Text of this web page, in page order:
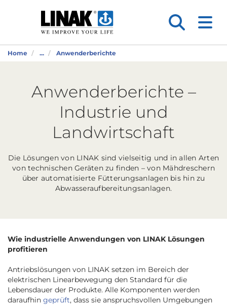
Home ... Anwenderberichte
Anwenderberichte –
Industrie und
Landwirtschaft
Die Lösungen von LINAK sind vielseitig und in allen Arten
von technischen Geräten zu finden – von Mähdreschern
über automatisierte Fütterungsanlagen bis hin zu
Abwasseraufbereitungsanlagen.
Wie industrielle Anwendungen von LINAK Lösungen
profitieren
Antriebslösungen von LINAK setzen im Bereich der
elektrischen Linearbewegung den Standard für die
Lebensdauer der Produkte. Alle Komponenten werden
daraufhin geprüft, dass sie anspruchsvollen Umgebungen